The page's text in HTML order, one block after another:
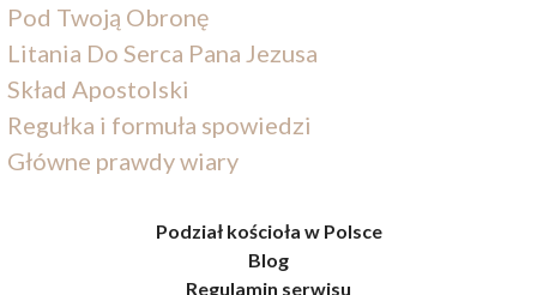
Pod Twoją Obronę
Litania Do Serca Pana Jezusa
Skład Apostolski
Regułka i formuła spowiedzi
Główne prawdy wiary
Podział kościoła w Polsce
Blog
Regulamin serwisu